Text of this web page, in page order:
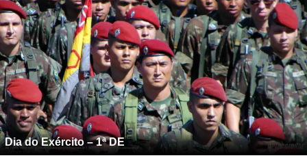
Dia do Exército – 1ª DE